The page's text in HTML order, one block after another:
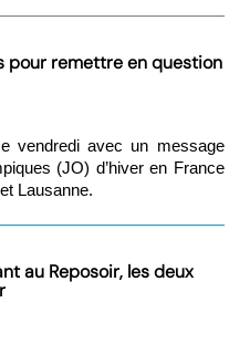
pour remettre en question
vendredi avec un message
(JO) d’hiver en France
Lausanne.
au Reposoir, les deux